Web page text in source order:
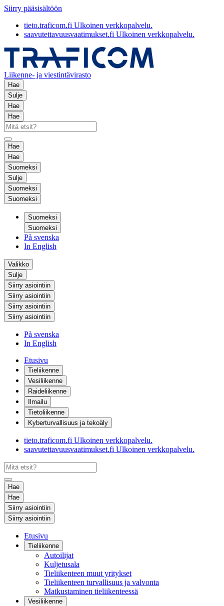
Siirry pääsisältöön
tieto.traficom.fi Ulkoinen verkkopalvelu.
saavutettavuusvaatimukset.fi Ulkoinen verkkopalvelu.
Liikenne- ja viestintävirasto
Hae
Sulje
Hae
Hae
Hae
Hae
Suomeksi
Sulje
Suomeksi
Suomeksi
Suomeksi
Suomeksi
På svenska
In English
Valikko
Sulje
Siirry asiointiin
Siirry asiointiin
Siirry asiointiin
Siirry asiointiin
På svenska
In English
Etusivu
Tieliikenne
Vesiliikenne
Raideliikenne
Ilmailu
Tietoliikenne
Kyberturvallisuus ja tekoäly
tieto.traficom.fi Ulkoinen verkkopalvelu.
saavutettavuusvaatimukset.fi Ulkoinen verkkopalvelu.
Hae
Hae
Siirry asiointiin
Siirry asiointiin
Etusivu
Tieliikenne
Autoilijat
Kuljetusala
Tieliikenteen muut yritykset
Tieliikenteen turvallisuus ja valvonta
Matkustaminen tieliikenteessä
Vesiliikenne